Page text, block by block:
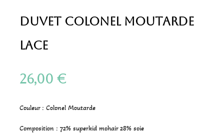
Duvet Colonel Moutarde
Lace
26,00 €
Couleur : Colonel Moutarde
Composition : 72% superkid mohair 28% soie